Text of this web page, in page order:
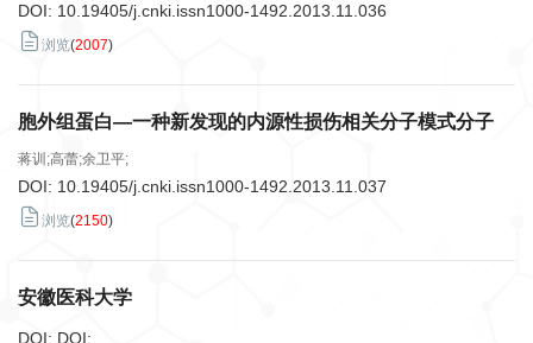
DOI: 10.19405/j.cnki.issn1000-1492.2013.11.036
浏览(2007)
胞外组蛋白—一种新发现的内源性损伤相关分子模式分子
蒋训;高蕾;余卫平;
DOI: 10.19405/j.cnki.issn1000-1492.2013.11.037
浏览(2150)
安徽医科大学
DOI: DOI: